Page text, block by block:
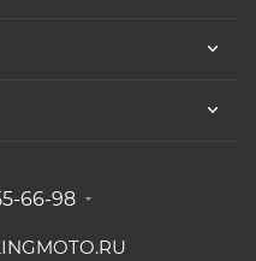
66-98